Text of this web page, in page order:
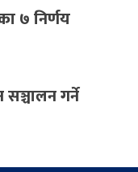
७ निर्णय
सञ्चालन गर्ने